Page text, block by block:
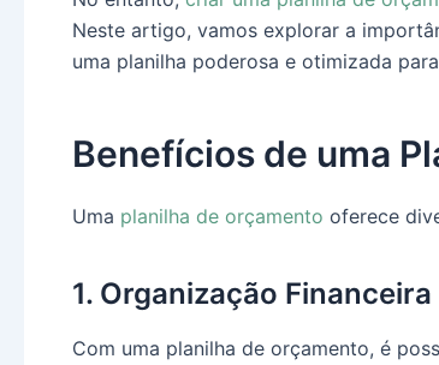
Neste artigo, vamos explorar a
uma planilha poderosa e otimizada
Benefícios de uma
Uma planilha de orçamento oferece
1. Organização Financeira
Com uma planilha de orçamento, é